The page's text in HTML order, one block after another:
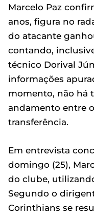
Marcelo Paz
anos, figura no
do atacante
contando,
técnico Dorival
informações
momento, não há
andamento entre
transferência.
Em entrevista
domingo (25),
do clube,
Segundo o
Corinthians se